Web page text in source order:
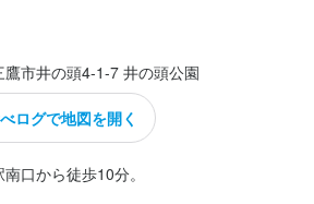
の続きに、そのまま入っていけるよう
が、この日はスプモーニを選びました。
鷹市井の頭4-1-7 井の頭公園
ログで地図を開く
口から徒歩10分。
と、日本人に寄り添った工夫を融合
んなを幸せにする。
して「マルゲリータ専門店」を展開
、「本物のマルゲリータを気軽に楽
して「マルゲリータ専門店」を展開
10年以内に50店舗の実現
、「本物のマルゲリータを気軽に楽
と、日本人に寄り添った工夫を融合
リータを提供する。
立